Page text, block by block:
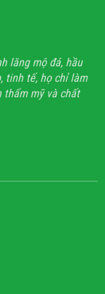
lăng mộ đá, hầu
tinh tế, họ chỉ làm
mỹ và chất